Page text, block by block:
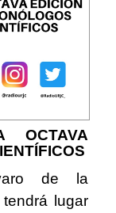
OCTAVA
de la
lugar